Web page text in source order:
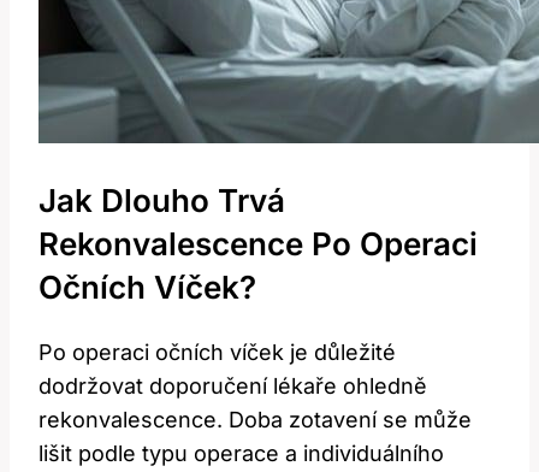
Jak Dlouho Trvá
Rekonvalescence Po Operaci
Očních Víček?
Po operaci očních víček je důležité
dodržovat doporučení lékaře ohledně
rekonvalescence. Doba zotavení se může
lišit podle typu operace a individuálního